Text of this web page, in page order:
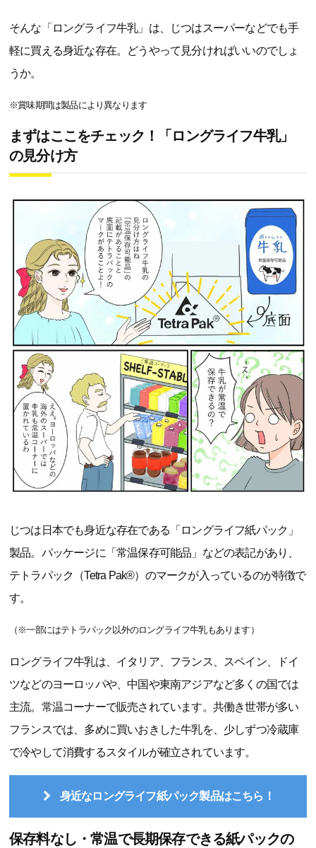
そんな「ロングライフ牛乳」は、じつはスーパーなどでも手
軽に買える身近な存在。どうやって見分ければいいのでしょ
うか。
※賞味期間は製品により異なります
まずはここをチェック！「ロングライフ牛乳」
の見分け方
じつは日本でも身近な存在である「ロングライフ紙パック」
製品。パッケージに「常温保存可能品」などの表記があり、
テトラパック（Tetra Pak®）のマークが入っているのが特徴で
す。
（※一部にはテトラパック以外のロングライフ牛乳もあります）
ロングライフ牛乳は、イタリア、フランス、スペイン、ドイ
ツなどのヨーロッパや、中国や東南アジアなど多くの国では
主流。常温コーナーで販売されています。共働き世帯が多い
フランスでは、多めに買いおきした牛乳を、少しずつ冷蔵庫
で冷やして消費するスタイルが確立されています。
身近なロングライフ紙パック製品はこちら！
保存料なし・常温で長期保存できる紙パックの